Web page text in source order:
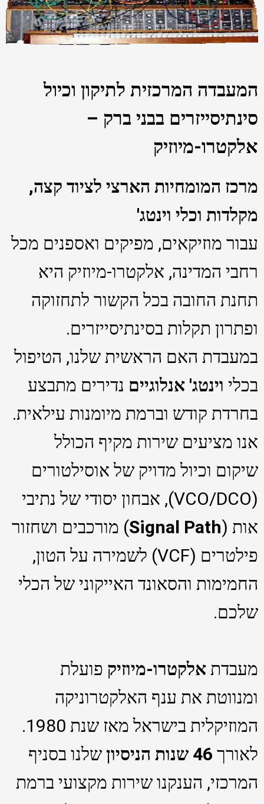
המעבדה המרכזית לתיקון וכיול
סינתיסייזרים בבני ברק –
אלקטרו-מיוזיק
מרכז המומחיות הארצי לציוד קצה,
מקלדות וכלי וינטג'
עבור מוזיקאים, מפיקים ואספנים מכל
רחבי המדינה, אלקטרו-מיוזיק היא
תחנת החובה בכל הקשור לתחזוקה
ופתרון תקלות בסינתיסייזרים.
במעבדת האם הראשית שלנו, הטיפול
בכלי וינטג' אנלוגיים נדירים מתבצע
בחרדת קודש וברמת מיומנות עילאית.
אנו מציעים שירות מקיף הכולל
שיקום וכיול מדויק של אוסילטורים
(VCO/DCO), אבחון יסודי של נתיבי
אות (Signal Path) מורכבים ושחזור
פילטרים (VCF) לשמירה על הטון,
החמימות והסאונד האייקוני של הכלי
שלכם.
מעבדת אלקטרו-מיוזיק פועלת
ומנווטת את ענף האלקטרוניקה
המוזיקלית בישראל מאז שנת 1980.
לאורך 46 שנות הניסיון
שלנו בסניף
המרכזי, הענקנו שירות מקצועי ברמת